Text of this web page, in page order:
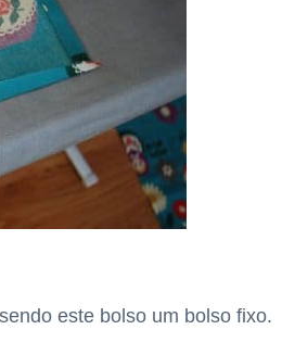
este bolso um bolso fixo.